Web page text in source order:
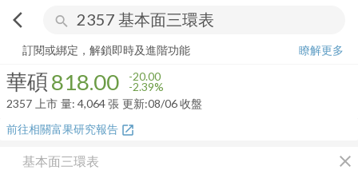
arrow_back_ios search
華碩 818.00 -2.39%
訂閱或綁定，解鎖即時及進階功能
瞭解更多
華碩818.00 -20.00
-2.39%
2357 上市 量: 4,064張 更新:08/06 收盤
前往相關富果研究報告 open_in_new
基本面三環表 close